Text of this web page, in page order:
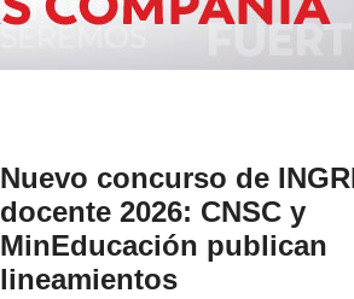
Nuevo concurso de
docente 2026: CNSC y
MinEducación publican
lineamientos